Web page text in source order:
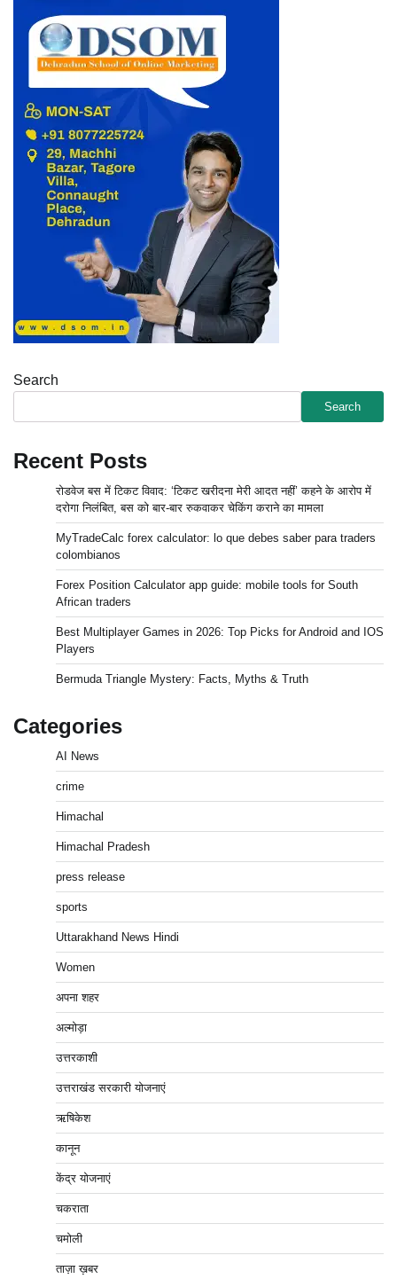
Search
Search
Recent Posts
रोडवेज बस में टिकट विवाद: ‘टिकट खरीदना मेरी आदत नहीं’ कहने के आरोप में
दरोगा निलंबित, बस को बार-बार रुकवाकर चेकिंग कराने का मामला
MyTradeCalc forex calculator: lo que debes saber para traders
colombianos
Forex Position Calculator app guide: mobile tools for South
African traders
Best Multiplayer Games in 2026: Top Picks for Android and IOS
Players
Bermuda Triangle Mystery: Facts, Myths & Truth
Categories
AI News
crime
Himachal
Himachal Pradesh
press release
sports
Uttarakhand News Hindi
Women
अपना शहर
अल्मोड़ा
उत्तरकाशी
उत्तराखंड सरकारी योजनाएं
ऋषिकेश
कानून
केंद्र योजनाएं
चकराता
चमोली
ताज़ा ख़बर